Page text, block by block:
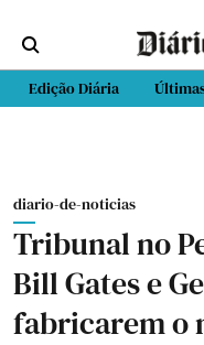
Edição Diária
diario-de-noticias
Tribunal no
Bill Gates e
fabricarem o